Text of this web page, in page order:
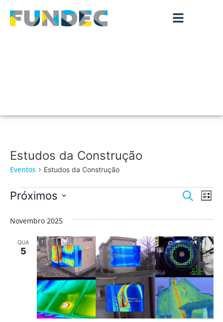
Estudos da Construção
Eventos Estudos da Construção
de
e
de
Pesquisar
de
Lista
Próximos
data.
Novembro 2025
QUA
5